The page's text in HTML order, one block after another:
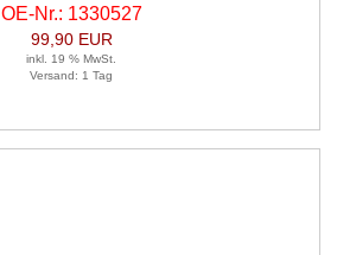
OE-Nr.: 1330527
99,90 EUR
inkl. 19 % MwSt.
Versand: 1 Tag